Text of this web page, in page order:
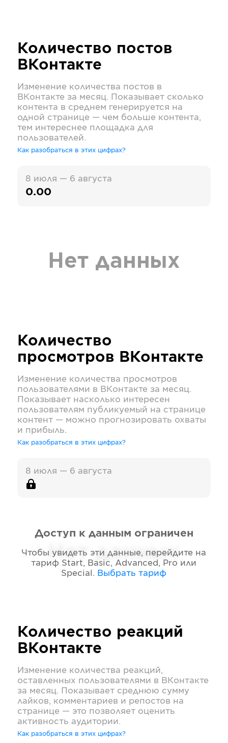
Количество постов
ВКонтакте
Изменение количества постов в
ВКонтакте за месяц. Показывает сколько
контента в среднем генерируется на
одной странице — чем больше контента,
тем интереснее площадка для
пользователей.
Как разобраться в этих цифрах?
8 июля — 6 августа
0.00
Нет данных
Количество
просмотров ВКонтакте
Изменение количества просмотров
пользователями в ВКонтакте за месяц.
Показывает насколько интересен
пользователям публикуемый на странице
контент — можно прогнозировать охваты
и прибыль.
Как разобраться в этих цифрах?
8 июля — 6 августа
Нет данных
Доступ к данным ограничен
Чтобы увидеть эти данные, перейдите на
тариф Start, Basic, Advanced, Pro или
Special . Выбрать тариф
Количество реакций
ВКонтакте
Изменение количества реакций,
оставленных пользователями в ВКонтакте
за месяц. Показывает среднюю сумму
лайков, комментариев и репостов на
странице — это позволяет оценить
активность аудитории.
Как разобраться в этих цифрах?